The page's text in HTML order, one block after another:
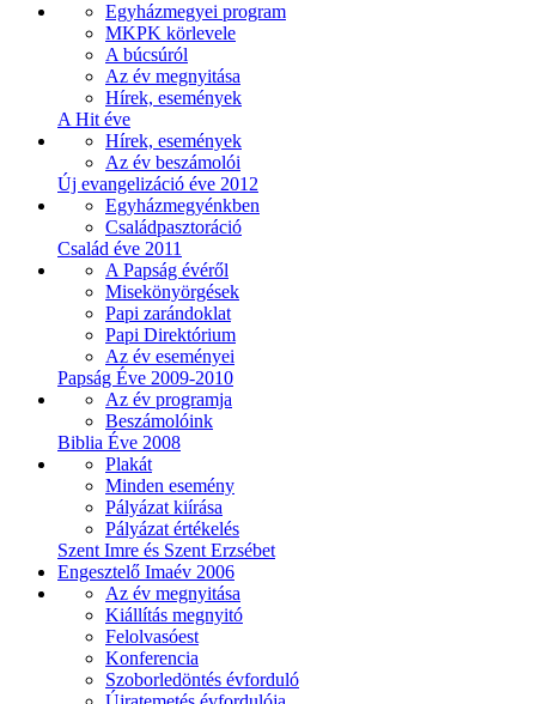
Egyházmegyei program
MKPK körlevele
A búcsúról
Az év megnyitása
Hírek, események
A Hit éve
Hírek, események
Az év beszámolói
Új evangelizáció éve 2012
Egyházmegyénkben
Családpasztoráció
Család éve 2011
A Papság évéről
Misekönyörgések
Papi zarándoklat
Papi Direktórium
Az év eseményei
Papság Éve 2009-2010
Az év programja
Beszámolóink
Biblia Éve 2008
Plakát
Minden esemény
Pályázat kiírása
Pályázat értékelés
Szent Imre és Szent Erzsébet
Engesztelő Imaév 2006
Az év megnyitása
Kiállítás megnyitó
Felolvasóest
Konferencia
Szoborledöntés évforduló